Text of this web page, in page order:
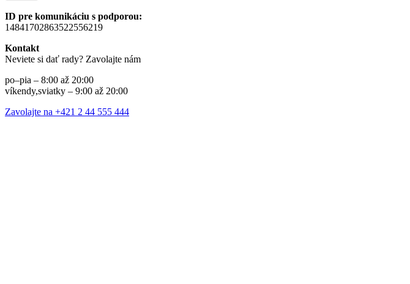
ID pre komunikáciu s podporou:
14841702863522556219
Kontakt
Neviete si dať rady? Zavolajte nám
po–pia – 8:00 až 20:00
víkendy,sviatky – 9:00 až 20:00
Zavolajte na +421 2 44 555 444